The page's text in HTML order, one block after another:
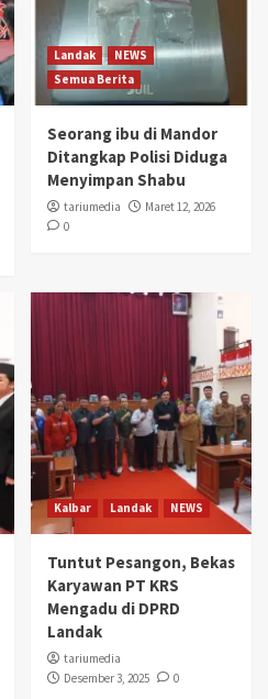
Landak
NEWS
Semua Berita
Seorang ibu di Mandor
Ditangkap Polisi Diduga
Menyimpan Shabu
tariumedia
Maret 12, 2026
0
Kalbar Landak NEWS
Tuntut Pesangon, Bekas
Karyawan PT KRS
Mengadu di DPRD
Landak
tariumedia
Desember 3, 2025
0